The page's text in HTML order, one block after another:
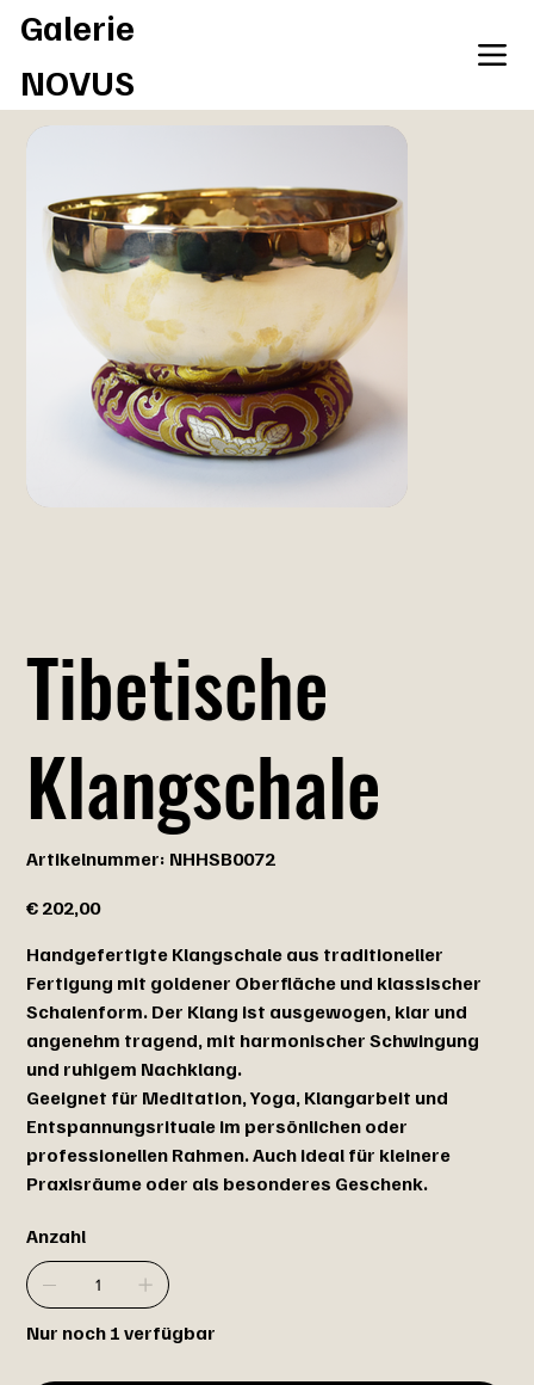
Galerie
NOVUS
Tibetische
Klangschale
Artikelnummer:
NHHSB0072
NHHSB0072
€ 202,00
Handgefertigte Klangschale aus traditioneller
Fertigung mit goldener Oberfläche und klassischer
Schalenform. Der Klang ist ausgewogen, klar und
angenehm tragend, mit harmonischer Schwingung
und ruhigem Nachklang.
Geeignet für Meditation, Yoga, Klangarbeit und
Entspannungsrituale im persönlichen oder
professionellen Rahmen. Auch ideal für kleinere
Praxisräume oder als besonderes Geschenk.
Anzahl
Nur noch 1 verfügbar